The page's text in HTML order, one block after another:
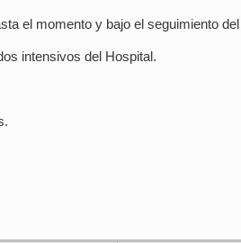
el momento y bajo el seguimiento
intensivos del Hospital.